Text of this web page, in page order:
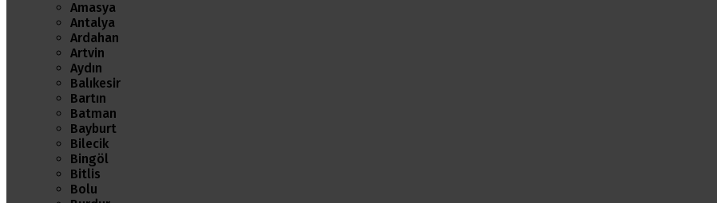
Amasya
Antalya
Ardahan
Artvin
Aydın
Balıkesir
Bartın
Batman
Bayburt
Bilecik
Bingöl
Bitlis
Bolu